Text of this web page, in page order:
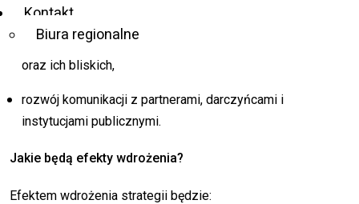
Kontakt
Biura regionalne
promocyjnych,
lepsze dotarcie do osób niewidomych i słabowidzących
oraz ich bliskich,
rozwój komunikacji z partnerami, darczyńcami i
instytucjami publicznymi.
Jakie będą efekty wdrożenia?
Efektem wdrożenia strategii będzie: